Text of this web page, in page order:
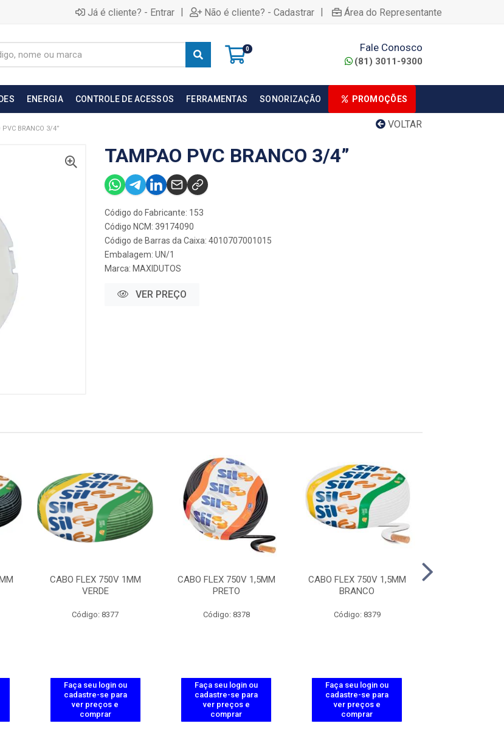
Já é cliente? - Entrar | Não é cliente? - Cadastrar | Área do Representante
0 Fale Conosco
(81) 3011-9300
ENERGIA CONTROLE DE ACESSOS FERRAMENTAS SONORIZAÇÃO PROMOÇÕES
VOLTAR
PVC BRANCO 3/4”
TAMPAO PVC BRANCO 3/4”
Código do Fabricante: 153
Código NCM: 39174090
Código de Barras da Caixa: 4010707001015
Embalagem: UN/1
Marca: MAXIDUTOS
VER PREÇO
CABO FLEX 750V 1MM
VERDE
Código: 8377
Faça seu login ou
cadastre-se para
ver preços e
comprar
CABO FLEX 750V 1,5MM
PRETO
Código: 8378
Faça seu login ou
cadastre-se para
ver preços e
comprar
CABO FLEX 750V 1,5MM
BRANCO
Código: 8379
Faça seu login ou
cadastre-se para
ver preços e
comprar